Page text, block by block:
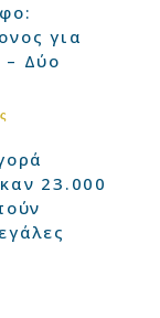
για
Δύο
23.000